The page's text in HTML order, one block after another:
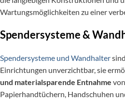
Wartungsmöglichkeiten zu einer
Spendersysteme &
Spendersysteme und Wandhalter
Einrichtungen unverzichtbar, sie
und materialsparende Entnahme
Papierhandtüchern, Handschuhen